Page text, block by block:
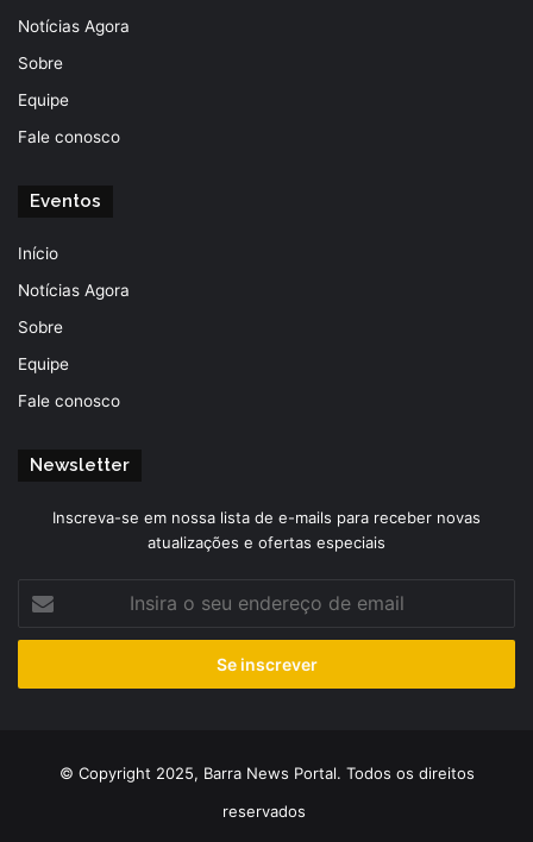
Notícias Agora
Sobre
Equipe
Fale conosco
Eventos
Início
Notícias Agora
Sobre
Equipe
Fale conosco
Newsletter
Inscreva-se em nossa lista de e-mails para receber novas
atualizações e ofertas especiais
seu
de
© Copyright 2025, Barra News Portal. Todos os direitos
reservados